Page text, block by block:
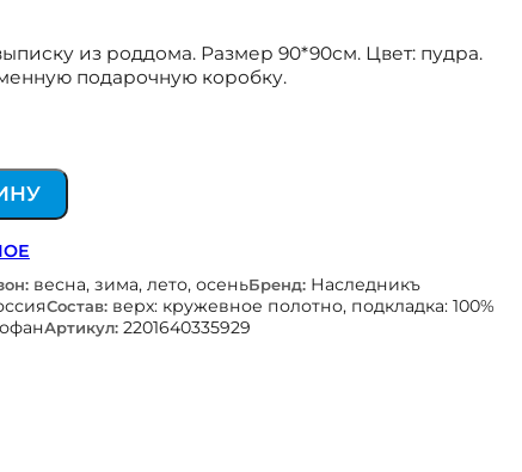
из роддома. Размер 90*90см. Цвет: пудра.
подарочную коробку.
весна, зима, лето, осеньБренд: Наследникъ
Состав: верх: кружевное полотно, подкладка: 100%
Артикул: 2201640335929